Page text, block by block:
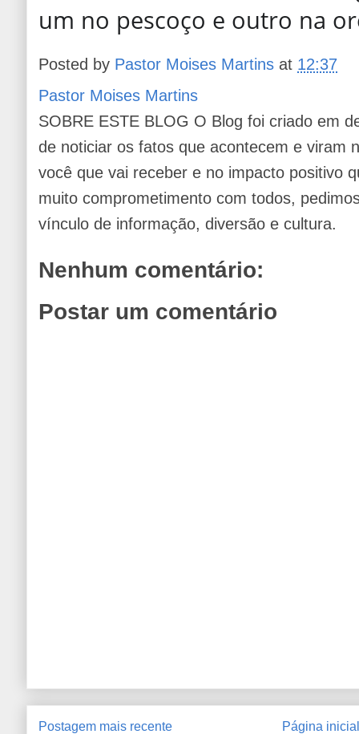
um no pescoço e outro na
Posted by Pastor Moises Martins at 12:37
Pastor Moises Martins
SOBRE ESTE BLOG O Blog foi criado em
de noticiar os fatos que acontecem e viram
você que vai receber e no impacto positivo
muito comprometimento com todos,
vínculo de informação, diversão e cultura.
Nenhum comentário:
Postar um comentário
Postagem mais recente Página inicial